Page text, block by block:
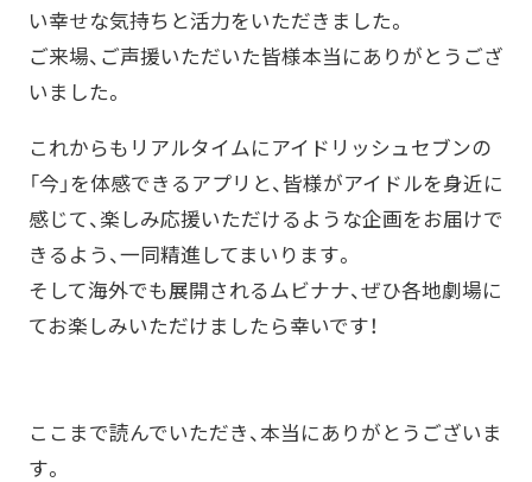
い幸せな気持ちと活力をいただきました。
ご来場、ご声援いただいた皆様本当にありがとうござ
いました。
これからもリアルタイムにアイドリッシュセブンの
「今」を体感できるアプリと、皆様がアイドルを身近に
感じて、楽しみ応援いただけるような企画をお届けで
きるよう、一同精進してまいります。
そして海外でも展開されるムビナナ、ぜひ各地劇場に
てお楽しみいただけましたら幸いです！
ここまで読んでいただき、本当にありがとうございま
す。